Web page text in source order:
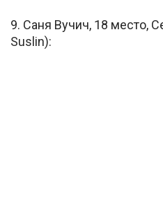
9. Саня Вучич, 18 место,
Suslin):